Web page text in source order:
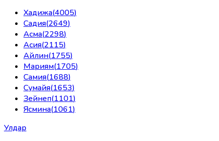
Хадижа(4005)
Садия(2649)
Асма(2298)
Асия(2115)
Айлин(1755)
Мариям(1705)
Самия(1688)
Сумайя(1653)
Зейнеп(1101)
Ясмина(1061)
Улдар